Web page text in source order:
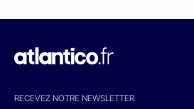
RECEVEZ NOTRE NEWSLETTER